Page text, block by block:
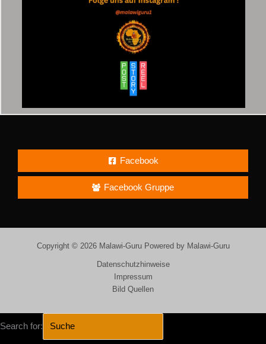
Facebook
Facebook Gruppe
Copyright © 2026 Malawi-Guru Powered by Malawi-Guru
Datenschutzhinweise
Impressum
Bild Quellen
Search for: